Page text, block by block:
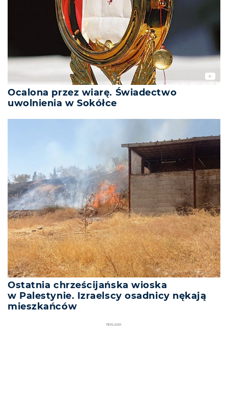
Ocalona przez wiarę. Świadectwo
uwolnienia w Sokółce
Ostatnia chrześcijańska wioska
w Palestynie. Izraelscy osadnicy nękają
mieszkańców
REKLAMA